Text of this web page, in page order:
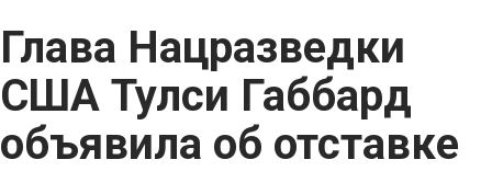
Глава Нацразведки
США Тулси Габбард
объявила об отставке